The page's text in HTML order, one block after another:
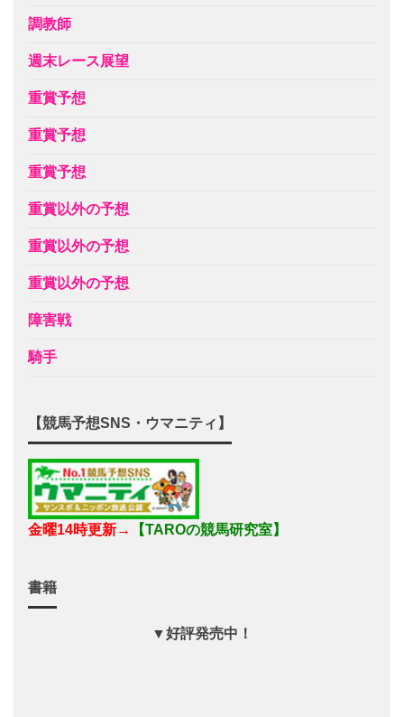
調教師
週末レース展望
重賞予想
重賞予想
重賞予想
重賞以外の予想
重賞以外の予想
重賞以外の予想
障害戦
騎手
【競馬予想SNS・ウマニティ】
金曜14時更新→ 【TAROの競馬研究室】
書籍
▼好評発売中！